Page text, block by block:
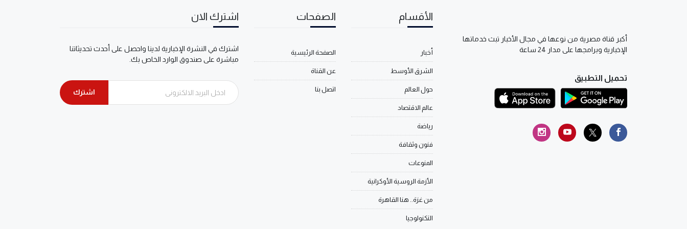
أكبر قناة مصرية من نوعها في مجال الأخبار تبث خدماتها
الإخبارية وبرامجها على مدار 24 ساعة
تحميل التطبيق
الأقسام
أخبار
الشرق الأوسط
حول العالم
عالم الاقتصاد
رياضة
فنون وثقافة
المنوعات
الأزمة الروسية الأوكرانية
من غزة.. هنا القاهرة
التكنولوجيا
الصفحات
الصفحة الرئيسية
عن القناة
اتصل بنا
اشترك الان
اشترك في النشرة الإخبارية لدينا واحصل على أحدث تحديثاتنا
مباشرة على صندوق الوارد الخاص بك.
اشترك